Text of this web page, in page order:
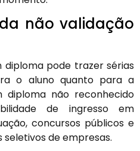
não validação
diploma pode trazer sérias
o aluno quanto para a
diploma não reconhecido
de ingresso em
concursos públicos e
de empresas.